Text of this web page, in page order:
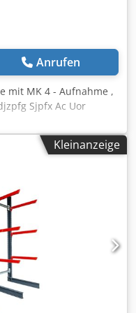
Richten sich nach
Fahrportal -
des Fahrportals der
höchste Präzision.
höchste
Die
auf gehärteten und
Y-Achse: Die
auf gehärteten und
mittels einer
-
erfolgt mittels
Die Z-
Kugelumlaufspindel
Das Fett
Anrufen
mit MK 4 - Aufnahme ,
Sjpfx Ac Uor
Kleinanzeige